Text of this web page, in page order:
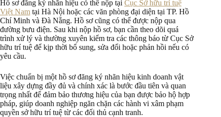
Hồ sơ đăng ký nhãn hiệu có thể nộp tại Cục Sở hữu trí tuệ
Việt Nam tại Hà Nội hoặc các văn phòng đại diện tại TP. Hồ
Chí Minh và Đà Nẵng. Hồ sơ cũng có thể được nộp qua
đường bưu điện. Sau khi nộp hồ sơ, bạn cần theo dõi quá
trình xử lý và thường xuyên kiểm tra các thông báo từ Cục Sở
hữu trí tuệ để kịp thời bổ sung, sửa đổi hoặc phản hồi nếu có
yêu cầu.
Việc chuẩn bị một hồ sơ đăng ký nhãn hiệu kinh doanh vật
liệu xây dựng đầy đủ và chính xác là bước đầu tiên và quan
trọng nhất để đảm bảo thương hiệu của bạn được bảo hộ hợp
pháp, giúp doanh nghiệp ngăn chặn các hành vi xâm phạm
quyền sở hữu trí tuệ từ các đối thủ cạnh tranh.